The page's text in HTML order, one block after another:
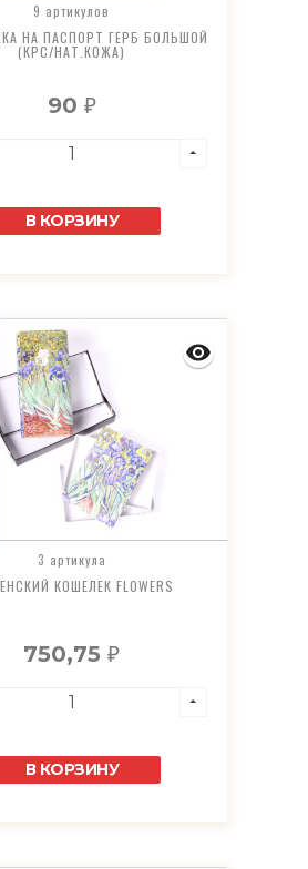
9 артикулов
НА ПАСПОРТ ГЕРБ БОЛЬШОЙ
(КРС/НАТ.КОЖА)
90 ₽
В КОРЗИНУ
3 артикула
КОШЕЛЕК FLOWERS
750,75₽
В КОРЗИНУ